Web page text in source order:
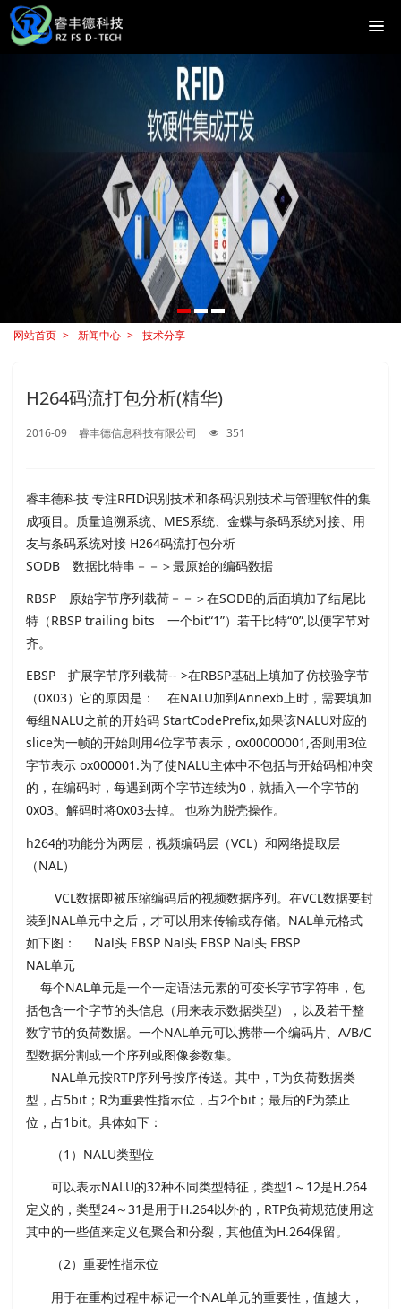
网站首页 新闻中心 技术分享
H264码流打包分析(精华)
2016-09 睿丰德信息科技有限公司 351
睿丰德科技 专注RFID识别技术和条码识别技术与管理软件的集
成项目。质量追溯系统、MES系统、金蝶与条码系统对接、用
友与条码系统对接 H264码流打包分析
SODB 数据比特串－－＞最原始的编码数据
RBSP 原始字节序列载荷－－＞在SODB的后面填加了结尾比
特（RBSP trailing bits 一个bit“1”）若干比特“0”,以便字节对
齐。
EBSP 扩展字节序列载荷-- >在RBSP基础上填加了仿校验字节
（0X03）它的原因是： 在NALU加到Annexb上时，需要填加
每组NALU之前的开始码 StartCodePrefix,如果该NALU对应的
slice为一帧的开始则用4位字节表示，ox00000001,否则用3位
字节表示 ox000001.为了使NALU主体中不包括与开始码相冲突
的，在编码时，每遇到两个字节连续为0，就插入一个字节的
0x03。解码时将0x03去掉。 也称为脱壳操作。
h264的功能分为两层，视频编码层（VCL）和网络提取层
（NAL）
VCL数据即被压缩编码后的视频数据序列。在VCL数据要封
装到NAL单元中之后，才可以用来传输或存储。NAL单元格式
如下图： Nal头 EBSP Nal头 EBSP Nal头 EBSP
NAL单元
每个NAL单元是一个一定语法元素的可变长字节字符串，包
括包含一个字节的头信息（用来表示数据类型），以及若干整
数字节的负荷数据。一个NAL单元可以携带一个编码片、A/B/C
型数据分割或一个序列或图像参数集。
NAL单元按RTP序列号按序传送。其中，T为负荷数据类
型，占5bit；R为重要性指示位，占2个bit；最后的F为禁止
位，占1bit。具体如下：
（1）NALU类型位
可以表示NALU的32种不同类型特征，类型1～12是H.264
定义的，类型24～31是用于H.264以外的，RTP负荷规范使用这
其中的一些值来定义包聚合和分裂，其他值为H.264保留。
（2）重要性指示位
用于在重构过程中标记一个NAL单元的重要性，值越大，